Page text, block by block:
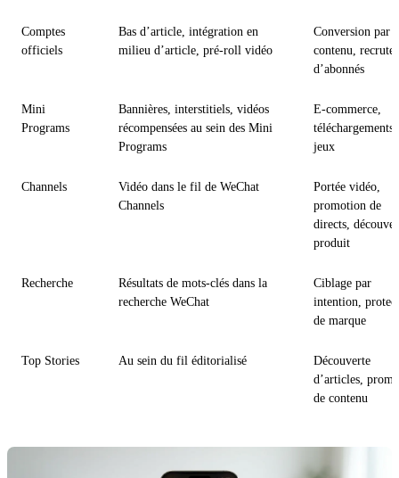
Comptes
officiels
Bas d’article, intégration en
milieu d’article, pré-roll vidéo
Conversion par
contenu,
d’abonnés
Mini
Programs
Bannières, interstitiels, vidéos
récompensées au sein des Mini
Programs
E-commerce,
téléchargements,
jeux
Channels
Vidéo dans le fil de WeChat
Channels
Portée vidéo,
promotion de
directs,
produit
Recherche
Résultats de mots-clés dans la
recherche WeChat
Ciblage par
intention,
de marque
Top Stories Au sein du fil éditorialisé
Découverte
d’articles,
de contenu